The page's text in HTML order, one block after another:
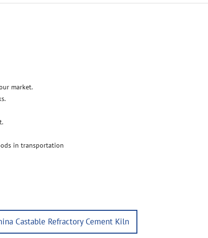
market.
in transportation
Castable Refractory Cement Kiln